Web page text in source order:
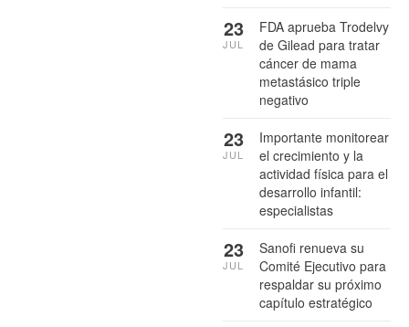
FDA aprueba Trodelvy
de Gilead para tratar
cáncer de mama
metastásico triple
negativo
23
JUL
Importante monitorear
el crecimiento y la
actividad física para el
desarrollo infantil:
especialistas
23
JUL
Sanofi renueva su
Comité Ejecutivo para
respaldar su próximo
capítulo estratégico
23
JUL